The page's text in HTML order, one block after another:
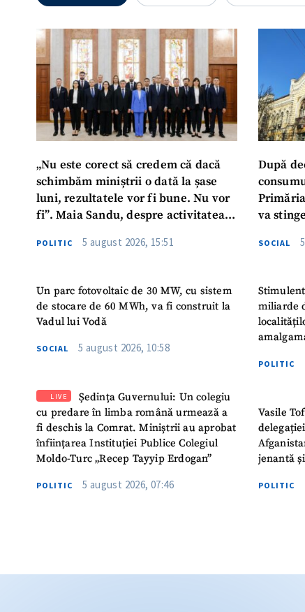
„Nu este corect să credem că dacă
schimbăm miniștrii o dată la șase
luni, rezultatele vor fi bune. Nu vor
fi”. Maia Sandu, despre activitatea
POLITIC 5 august 2026, 15:51
Un parc fotovoltaic de 30 MW, cu sistem
de stocare de 60 MWh, va fi construit la
Vadul lui Vodă
SOCIAL 5 august 2026, 10:58
LIVE
Ședința Guvernului: Un colegiu
cu predare în limba română urmează a
fi deschis la Comrat. Miniștrii au aprobat
înființarea Instituției Publice Colegiul
Moldo-Turc „Recep Tayyip Erdogan”
POLITIC 5 august 2026, 07:46
După
va
SOCIAL
miliarde
POLITIC
Vasile
jenantă
POLITIC